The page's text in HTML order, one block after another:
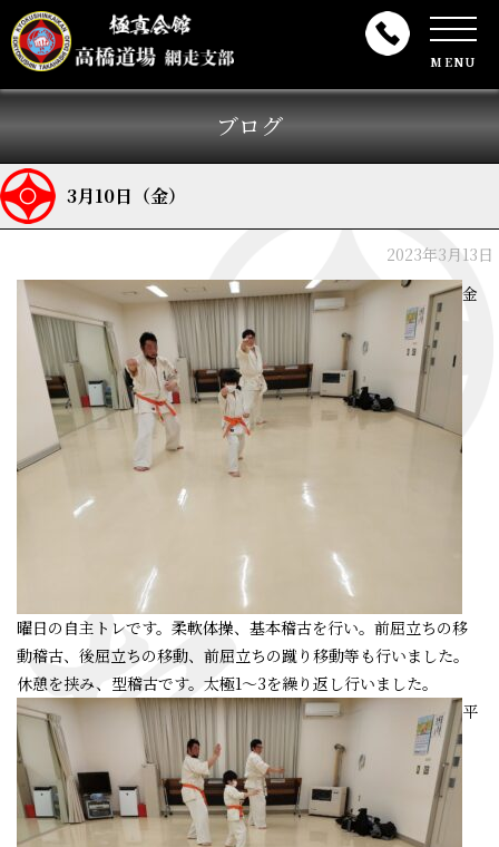
MENU
ブログ
3月10日（金）
2023年3月13日
金
曜日の自主トレです。柔軟体操、基本稽古を行い。前屈立ちの移
動稽古、後屈立ちの移動、前屈立ちの蹴り移動等も行いました。
休憩を挟み、型稽古です。太極1～3を繰り返し行いました。
平